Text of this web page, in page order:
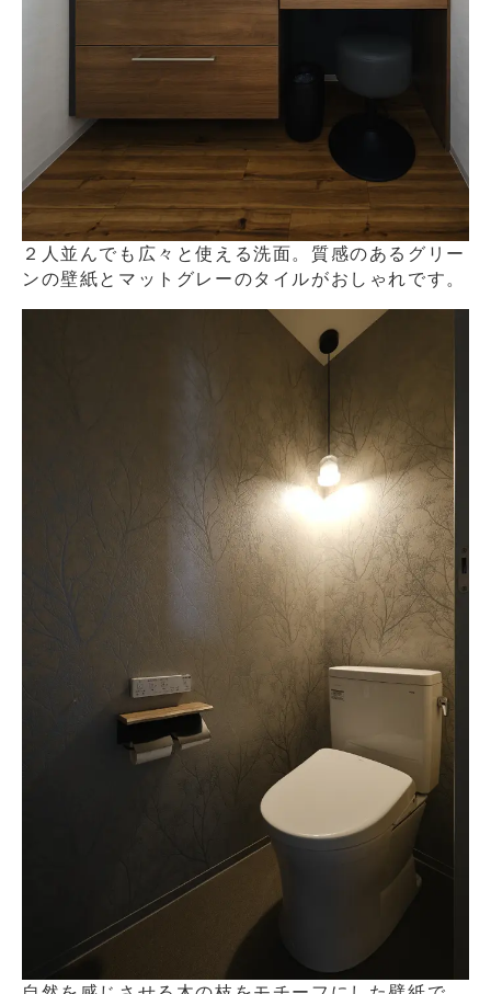
２人並んでも広々と使える洗面。質感のあるグリー
ンの壁紙とマットグレーのタイルがおしゃれです。